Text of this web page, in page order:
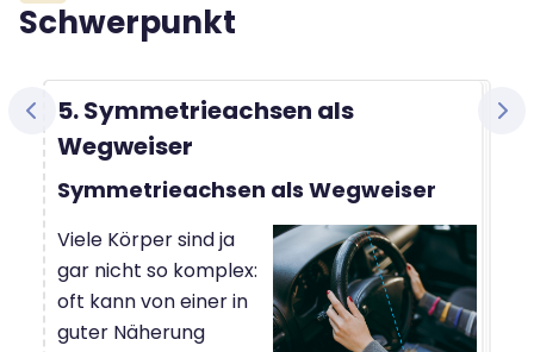
Schwerpunkt
Blöcke
Abschlussbedingungen
5. Symmetrieachsen als
Wegweiser
Symmetrieachsen als Wegweiser
Viele Körper sind ja
gar nicht so komplex:
oft kann von einer in
guter Näherung